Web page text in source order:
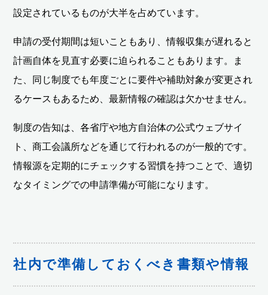
設定されているものが大半を占めています。
申請の受付期間は短いこともあり、情報収集が遅れると
計画自体を見直す必要に迫られることもあります。ま
た、同じ制度でも年度ごとに要件や補助対象が変更され
るケースもあるため、最新情報の確認は欠かせません。
制度の告知は、各省庁や地方自治体の公式ウェブサイ
ト、商工会議所などを通じて行われるのが一般的です。
情報源を定期的にチェックする習慣を持つことで、適切
なタイミングでの申請準備が可能になります。
社内で準備しておくべき書類や情報